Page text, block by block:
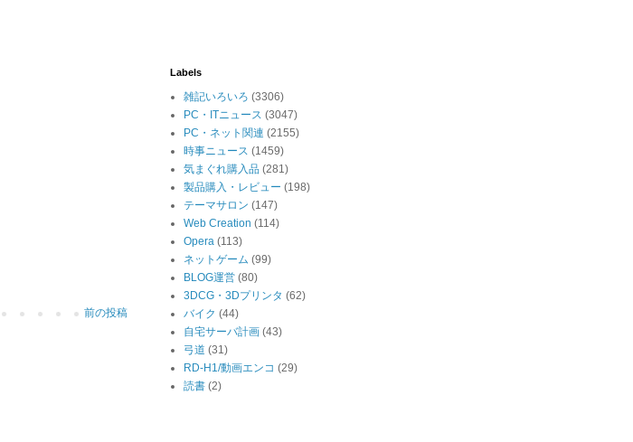
前の投稿
Labels
雑記いろいろ (3306)
PC・ITニュース (3047)
PC・ネット関連 (2155)
時事ニュース (1459)
気まぐれ購入品 (281)
製品購入・レビュー (198)
テーマサロン (147)
Web Creation (114)
Opera (113)
ネットゲーム (99)
BLOG運営 (80)
3DCG・3Dプリンタ (62)
バイク (44)
自宅サーバ計画 (43)
弓道 (31)
RD-H1/動画エンコ (29)
読書 (2)